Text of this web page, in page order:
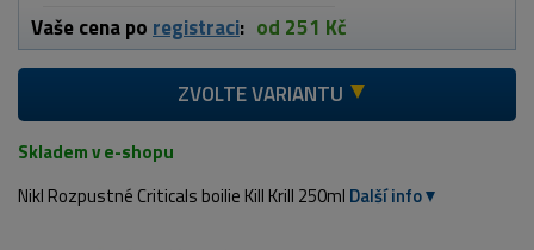
Vaše cena po registraci: od 251 Kč
ZVOLTE VARIANTU
Skladem v e-shopu
Nikl Rozpustné Criticals boilie Kill Krill 250ml Další info